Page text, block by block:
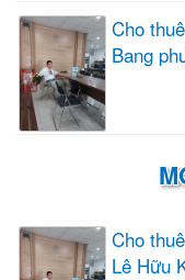
Cho
Bang
Cho
Lê Hữu